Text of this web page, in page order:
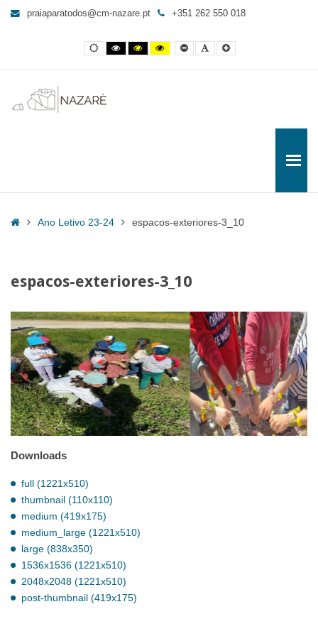
espacos-
Praia
Todos
praiaparatodos@cm-nazare.pt +351 262 550 018
Contraste
normal
Contraste
preto
branco
Contraste
preto
amarelo
Yellow
and
contrast
Smaller
Font
Letra
por
Letra
maior
HomeAno Letivo 23-24 espacos-exteriores-3_10
espacos-exteriores-3_10
Downloads
full (1221x510)
thumbnail (110x110)
medium (419x175)
medium_large (1221x510)
large (838x350)
1536x1536 (1221x510)
2048x2048 (1221x510)
post-thumbnail (419x175)